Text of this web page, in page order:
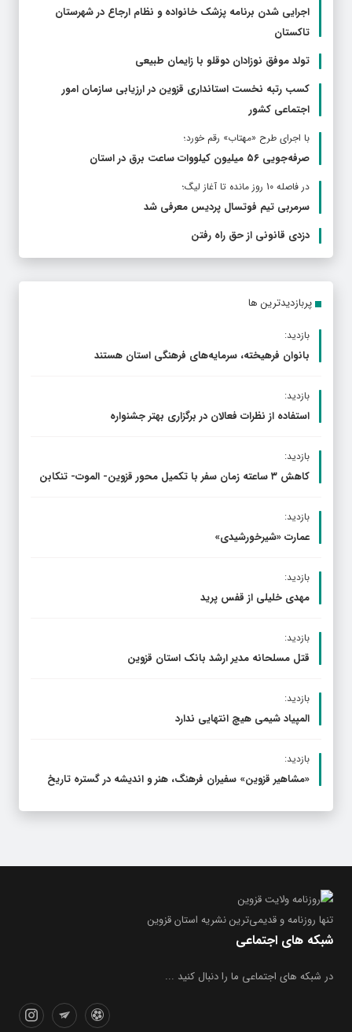
اجرایی شدن برنامه پزشک خانواده و نظام ارجاع در شهرستان
تاکستان
تولد موفق نوزادان دوقلو با زایمان طبیعی
کسب رتبه نخست استانداری قزوین در ارزیابی سازمان امور
اجتماعی کشور
با اجرای طرح «مهتاب» رقم خورد؛
صرفه‌جویی ۵۶ میلیون کیلووات‌ ساعت برق در استان
در فاصله 10 روز مانده تا آغاز لیگ؛
سرمربی تیم فوتسال پردیس معرفی شد
دزدی قانونی از حق راه رفتن
پربازدیدترین ها
بازدید:
بانوان فرهیخته، سرمایه‌های فرهنگی استان هستند
بازدید:
استفاده از نظرات فعالان در برگزاری بهتر جشنواره
بازدید:
کاهش ۳ ساعته زمان سفر با تکمیل محور قزوین- الموت- تنکابن
بازدید:
عمارت «شیرخورشیدی»
بازدید:
مهدی خلیلی از قفس پرید
بازدید:
قتل مسلحانه مدیر ارشد بانک استان قزوین
بازدید:
المپیاد شیمی هیچ انتهایی ندارد
بازدید:
«مشاهیر قزوین» سفیران فرهنگ، هنر و اندیشه در گستره تاریخ
تنها روزنامهو قدیمی‌ترین نشریه استان قزوین
شبکه های اجتماعی
در شبکه های اجتماعی ما را دنبال کنید ...